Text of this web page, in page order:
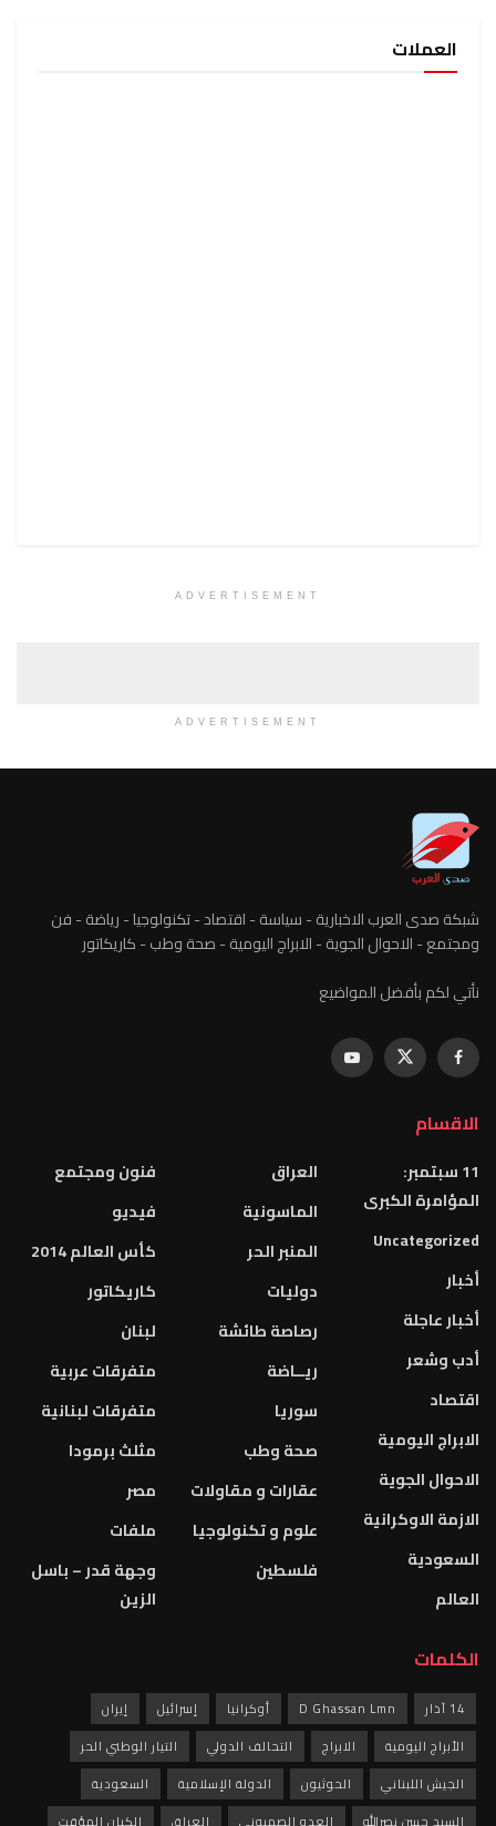
العملات
ADVERTISEMENT
ADVERTISEMENT
شبكة صدى العرب الاخبارية - سياسة - اقتصاد - تكنولوجيا - رياضة - فن
ومجتمع - الاحوال الجوية - الابراج اليومية - صحة وطب - كاريكاتور
نأتي لكم بأفضل المواضيع
الاقسام
11 سبتمبر:
المؤامرة الكبرى
Uncategorized
أخبار
أخبار عاجلة
أدب وشعر
اقتصاد
الابراج اليومية
الاحوال الجوية
الازمة الاوكرانية
السعودية
العالم
العراق
الماسونية
المنبر الحر
دوليات
رصاصة طائشة
ريــاضة
سوريا
صحة وطب
عقارات و مقاولات
علوم و تكنولوجيا
فلسطين
فنون ومجتمع
فيديو
كأس العالم 2014
كاريكاتور
لبنان
متفرقات عربية
متفرقات لبنانية
مثلث برمودا
مصر
ملفات
وجهة قدر – باسل
الزين
الكلمات
14 آذار D Ghassan Lmn أوكرانيا إسرائيل
إيران
الأبراج اليومية
الابراج التحالف الدولي
التيار الوطني الحر
الجيش اللبناني
الحوثيون الدولة الإسلامية
السعودية
السيد حسن نصرالله
العدو الصهيوني العراق الكيان المؤقت